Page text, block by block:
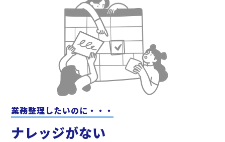
業務整理したいのに・・・
ナレッジがない